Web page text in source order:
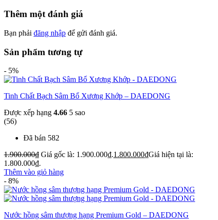
Thêm một đánh giá
Bạn phải đăng nhập để gửi đánh giá.
Sản phẩm tương tự
- 5%
Tinh Chất Bạch Sâm Bổ Xương Khớp – DAEDONG
Được xếp hạng 4.66 5 sao
(56)
Đã bán 582
1.900.000₫ Giá gốc là: 1.900.000₫.1.800.000₫Giá hiện tại là:
1.800.000₫.
Thêm vào giỏ hàng
- 8%
Nước hồng sâm thượng hạng Premium Gold – DAEDONG